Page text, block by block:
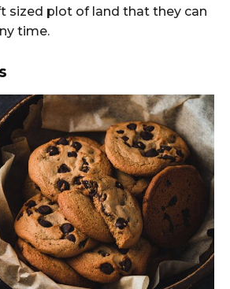
sized plot of land that they can
time.